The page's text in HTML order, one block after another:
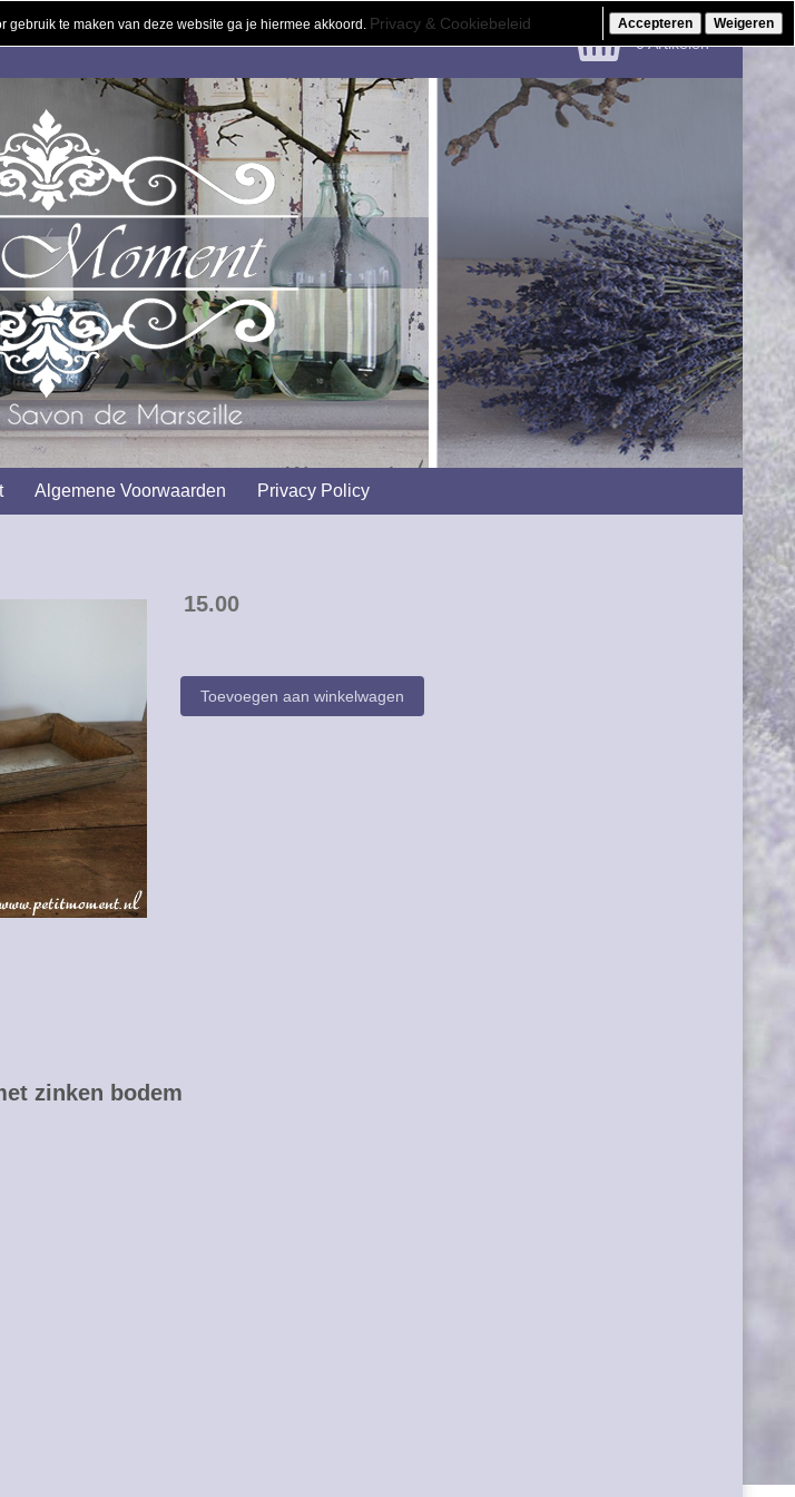
€ 0.00
0 Artikelen
Algemene Voorwaarden Privacy Policy
15.00
zinken bodem
te maken van deze website ga je hiermee akkoord. Privacy & Cookiebeleid Accepteren Weigeren